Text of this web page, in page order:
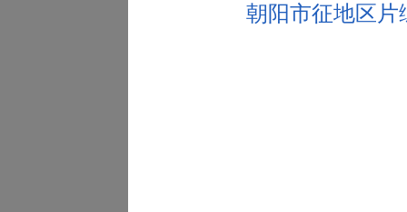
朝阳市征地区片